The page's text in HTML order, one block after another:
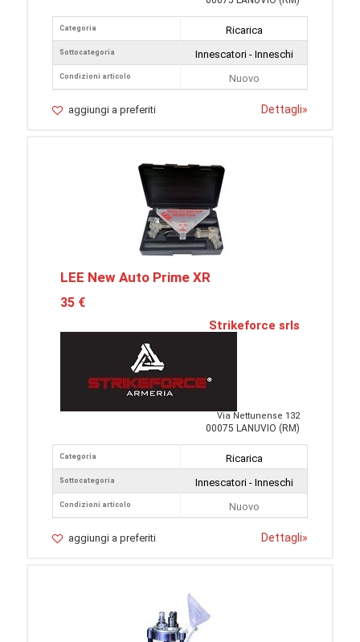
Categoria
Sottocategoria
Condizioni articolo
Ricarica
Innescatori - Inneschi
Nuovo
aggiungi a preferiti Dettagli»
LEE New Auto Prime XR
35 €
Strikeforce srls
Via Nettunense 132
00075 LANUVIO (RM)
Categoria
Sottocategoria
Condizioni articolo
Ricarica
Innescatori - Inneschi
Nuovo
aggiungi a preferiti Dettagli»